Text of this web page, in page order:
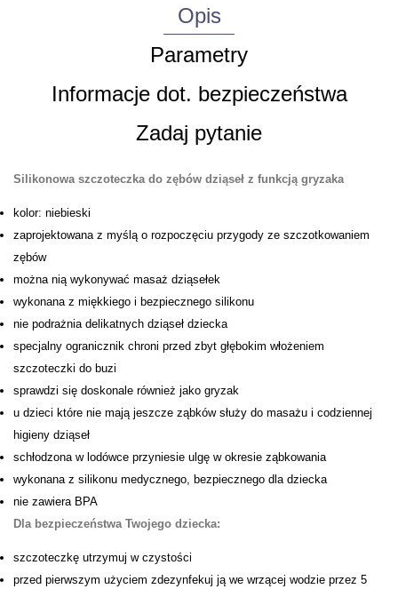
Opis
Parametry
Informacje dot. bezpieczeństwa
Zadaj pytanie
Silikonowa szczoteczka do zębów dziąseł z funkcją gryzaka
kolor: niebieski
zaprojektowana z myślą o rozpoczęciu przygody ze szczotkowaniem
zębów
można nią wykonywać masaż dziąsełek
wykonana z miękkiego i bezpiecznego silikonu
nie podrażnia delikatnych dziąseł dziecka
specjalny ogranicznik chroni przed zbyt głębokim włożeniem
szczoteczki do buzi
sprawdzi się doskonale również jako gryzak
u dzieci które nie mają jeszcze ząbków służy do masażu i codziennej
higieny dziąseł
schłodzona w lodówce przyniesie ulgę w okresie ząbkowania
wykonana z silikonu medycznego, bezpiecznego dla dziecka
nie zawiera BPA
Dla bezpieczeństwa Twojego dziecka:
szczoteczkę utrzymuj w czystości
przed pierwszym użyciem zdezynfekuj ją we wrzącej wodzie przez 5